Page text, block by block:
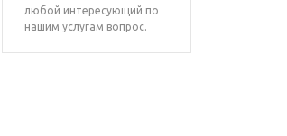
любой интересующий по
нашим услугам вопрос.